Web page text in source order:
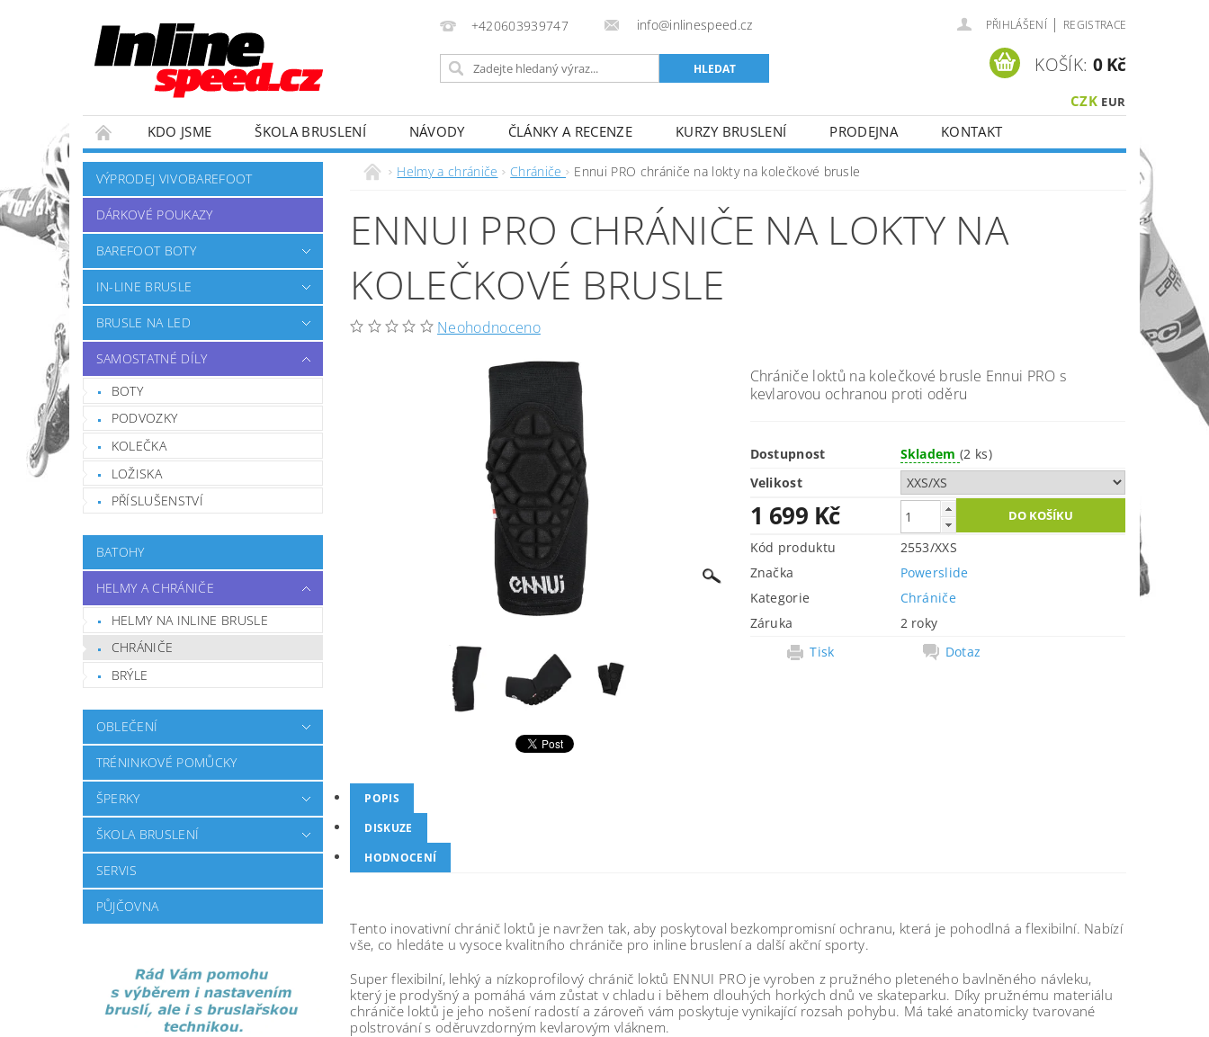
+420603939747 info@inlinespeed.cz PŘIHLÁŠENÍ | REGISTRACE
CZK EUR
KOŠÍK: 0 Kč
KDO JSME ŠKOLA BRUSLENÍ NÁVODY ČLÁNKY A RECENZE KURZY BRUSLENÍ PRODEJNA
KONTAKT
ZÁVODNÍ TÝM
OBCHODNÍ PODMÍNKY REKLAMACE A VRÁCENÍ ZBOŽÍ
VÝPRODEJ VIVOBAREFOOT
DÁRKOVÉ POUKAZY
BAREFOOT BOTY
IN-LINE BRUSLE
BRUSLE NA LED
SAMOSTATNÉ DÍLY
BOTY
PODVOZKY
KOLEČKA
LOŽISKA
PŘÍSLUŠENSTVÍ
BATOHY
HELMY A CHRÁNIČE
HELMY NA INLINE BRUSLE
CHRÁNIČE
BRÝLE
OBLEČENÍ
TRÉNINKOVÉ POMŮCKY
ŠPERKY
ŠKOLA BRUSLENÍ
SERVIS
PŮJČOVNA
Helmy a chrániče Chrániče Ennui PRO chrániče na lokty na kolečkové brusle
ENNUI PRO CHRÁNIČE NA LOKTY NA
KOLEČKOVÉ BRUSLE
Neohodnoceno
Chrániče loktů na kolečkové brusle Ennui PRO s
kevlarovou ochranou proti oděru
Dostupnost Skladem(2 ks)
Velikost
1 699 Kč
Kód produktu
2553/XXS
Značka
Powerslide
Kategorie
Chrániče
Záruka
2 roky
Tisk
Dotaz
POPIS
DISKUZE
HODNOCENÍ
Tento inovativní chránič loktů je navržen tak, aby poskytoval bezkompromisní ochranu, která je pohodlná a flexibilní. Nabízí
vše, co hledáte u vysoce kvalitního chrániče pro inline bruslení a další akční sporty.
Super flexibilní, lehký a nízkoprofilový chránič loktů ENNUI PRO je vyroben z pružného pleteného bavlněného návleku,
který je prodyšný a pomáhá vám zůstat v chladu i během dlouhých horkých dnů ve skateparku. Díky pružnému materiálu
chrániče loktů je jeho nošení radostí a zároveň vám poskytuje vynikající rozsah pohybu. Má také anatomicky tvarované
polstrování s oděruvzdorným kevlarovým vláknem.